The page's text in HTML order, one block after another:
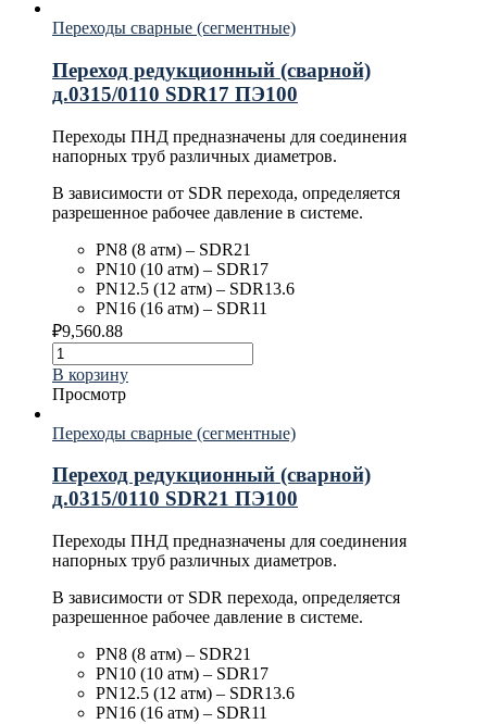
Переходы сварные (сегментные)
Переход редукционный (сварной)
д.0315/0110 SDR17 ПЭ100
Переходы ПНД предназначены для соединения
напорных труб различных диаметров.
В зависимости от SDR перехода, определяется
разрешенное рабочее давление в системе.
PN8 (8 атм) – SDR21
PN10 (10 атм) – SDR17
PN12.5 (12 атм) – SDR13.6
PN16 (16 атм) – SDR11
₽9,560.88
В корзину
Просмотр
Переходы сварные (сегментные)
Переход редукционный (сварной)
д.0315/0110 SDR21 ПЭ100
Переходы ПНД предназначены для соединения
напорных труб различных диаметров.
В зависимости от SDR перехода, определяется
разрешенное рабочее давление в системе.
PN8 (8 атм) – SDR21
PN10 (10 атм) – SDR17
PN12.5 (12 атм) – SDR13.6
PN16 (16 атм) – SDR11